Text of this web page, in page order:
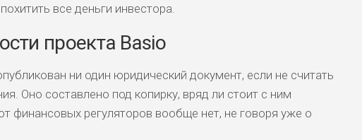
все деньги инвестора.
проекта Basio
ни один юридический документ, если не считать
Оно составлено под копирку, вряд ли стоит с ним
финансовых регуляторов вообще нет, не говоря уже о